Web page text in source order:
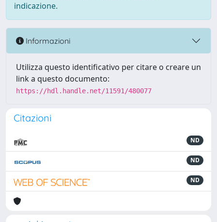
indicazione.
Informazioni
Utilizza questo identificativo per citare o creare un
link a questo documento:
https://hdl.handle.net/11591/480077
Citazioni
ND
ND
ND